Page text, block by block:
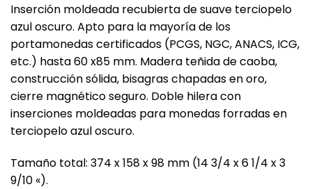
Inserción moldeada recubierta de suave terciopelo
azul oscuro. Apto para la mayoría de los
portamonedas certificados (PCGS, NGC, ANACS, ICG,
etc.) hasta 60 x85 mm. Madera teñida de caoba,
construcción sólida, bisagras chapadas en oro,
cierre magnético seguro. Doble hilera con
inserciones moldeadas para monedas forradas en
terciopelo azul oscuro.
Tamaño total: 374 x 158 x 98 mm (14 3/4 x 6 1/4 x 3
9/10 «).